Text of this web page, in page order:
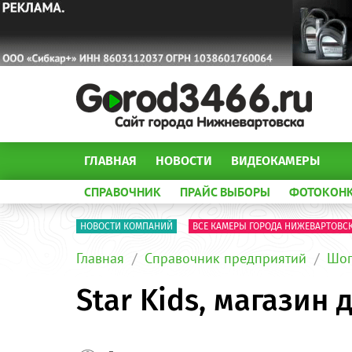
ГЛАВНАЯ НОВОСТИ ВИДЕОКАМЕРЫ
СПРАВОЧНИК ПРАЙС ВЫБОРЫ
НОВОСТИ КОМПАНИЙ ВСЕ КАМЕРЫ ГОРОДА
Главная Справочник предприятий
Star Kids, магазин